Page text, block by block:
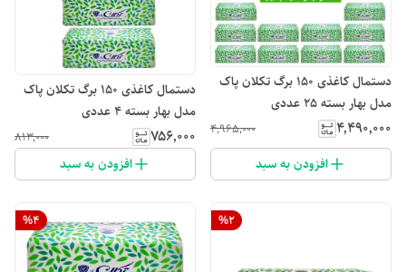
دستمال کاغذی 150 برگ تکلان پاک
مدل بهار بسته 25 عددی
۴٬۴۹۰٬۰۰۰ ۴٬۹۶۵٬۰۰۰
افزودن به سبد
دستمال کاغذی 150 برگ تکلان پاک
مدل بهار بسته 4 عددی
۷۵۶٬۰۰۰ ۸۱۳٬۰۰۰
افزودن به سبد
%2
%4